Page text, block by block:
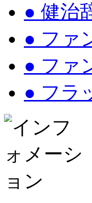
● 健治
● ファ
● ファ
● フラ